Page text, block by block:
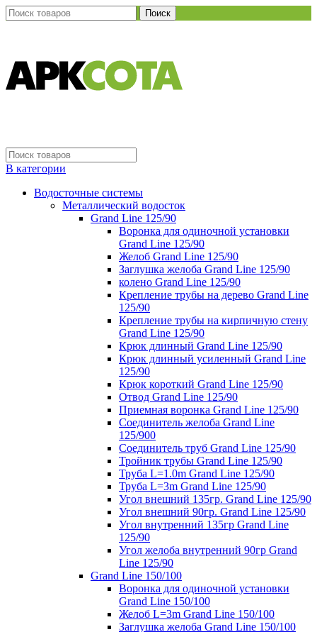
Поиск
В категории
Водосточные системы
Металлический водосток
Grand Line 125/90
Воронка для одиночной установки
Grand Line 125/90
Желоб Grand Line 125/90
Заглушка желоба Grand Line 125/90
колено Grand Line 125/90
Крепление трубы на дерево Grand Line
125/90
Крепление трубы на кирпичную стену
Grand Line 125/90
Крюк длинный Grand Line 125/90
Крюк длинный усиленный Grand Line
125/90
Крюк короткий Grand Line 125/90
Отвод Grand Line 125/90
Приемная воронка Grand Line 125/90
Соединитель желоба Grand Line
125/900
Соединитель труб Grand Line 125/90
Тройник трубы Grand Line 125/90
Труба L=1.0m Grand Line 125/90
Труба L=3m Grand Line 125/90
Угол внешний 135гр. Grand Line 125/90
Угол внешний 90гр. Grand Line 125/90
Угол внутренний 135гр Grand Line
125/90
Угол желоба внутренний 90гр Grand
Line 125/90
Grand Line 150/100
Воронка для одиночной установки
Grand Line 150/100
Желоб L=3m Grand Line 150/100
Заглушка желоба Grand Line 150/100